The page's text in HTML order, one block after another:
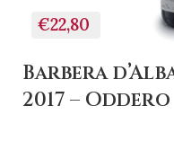
€22,80
Barbera
2017 – Oddero